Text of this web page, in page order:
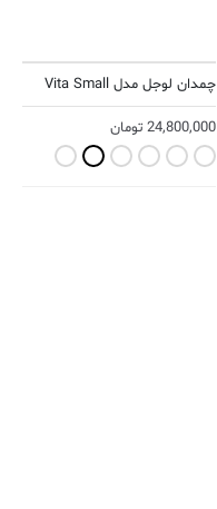
چمدان لوجل مدل Vita Small
24,800,000 تومان
Black
Marsala Red
Olive Green
Rose
Steel Blue
Ochre